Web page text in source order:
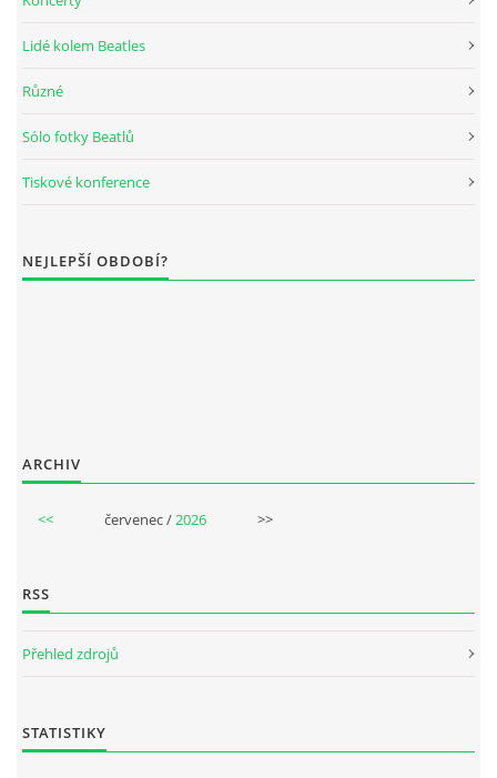
JOHN LENNON - ALBA
PAUL MCCARTNEY - SINGLY
PAUL MCCARTNEY - SINGLY III
GEORGE HARRISON - SINGLY
GEORGE HARRISON - KONCERTY
RINGO STARR - ALBA
Lidé kolem Beatles
Různé
Sólo fotky Beatlů
Tiskové konference
NEJLEPŠÍ OBDOBÍ?
ARCHIV
<< červenec / 2026 >>
RSS
Přehled zdrojů
STATISTIKY